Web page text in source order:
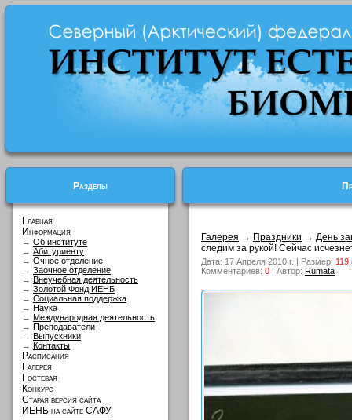
Разделы
Главная
Информация
→ Об институте
→ Абитуриенту
→ Очное отделение
→ Заочное отделение
→ Внеучебная деятельность
→ Золотой Фонд ИЕНБ
→ Социальная поддержка
→ Наука
→ Международная деятельность
→ Преподаватели
→ Выпускники
→ Контакты
Расписания
Галерея
Гостевая
Конкурс
Старая версия сайта
ИЕНБ на сайте САФУ
Галерея → Праздники → День
следим за рукой! Сейчас
Дата: 17 Апреля 2010 г. | Размер:
Комментариев: 0 | Автор: Rumata